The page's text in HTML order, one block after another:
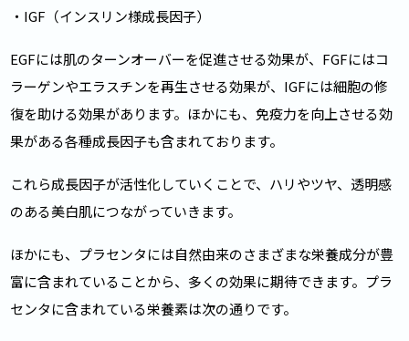
・IGF（インスリン様成長因子）
EGFには肌のターンオーバーを促進させる効果が、FGFにはコ
ラーゲンやエラスチンを再生させる効果が、IGFには細胞の修
復を助ける効果があります。ほかにも、免疫力を向上させる効
果がある各種成長因子も含まれております。
これら成長因子が活性化していくことで、ハリやツヤ、透明感
のある美白肌につながっていきます。
ほかにも、プラセンタには自然由来のさまざまな栄養成分が豊
富に含まれていることから、多くの効果に期待できます。プラ
センタに含まれている栄養素は次の通りです。